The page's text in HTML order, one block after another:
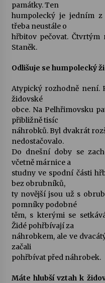
památky. Ten
humpolecký je jedním z
třeba neustále o
hřbitov pečovat.
Staněk.
Odlišuje se humpolecký
Atypický rozhodně není.
židovské
obce. Na Pelhřimovsku
přibližně tisíc
náhrobků. Byl dvakrát
nedostačovalo.
Do dnešní doby se
včetně márnice a
studny ve spodní části
bez obrubníků,
ty novější jsou už s
pomníky podobné
těm, s kterými se
Židé pohřbívají za
náhrobkem, ale ve
začali
pohřbívat před náhrobek.
Máte hlubší vztah k